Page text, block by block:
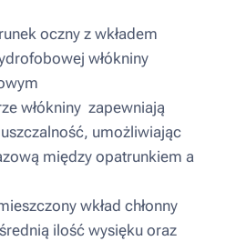
oczny z wkładem
włókniny
włókniny ­ zapewniają
umożliwiając
między opatrunkiem a
wkład chłonny
ilość wysięku oraz